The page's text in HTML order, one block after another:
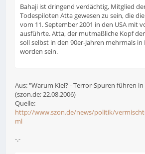
Bahaji ist dringend verdächtig, Mitglied
Todespiloten Atta gewesen zu sein, die
vom 11. September 2001 in den USA mit
ausführte. Atta, der mutmaßliche Kopf
soll selbst in den 90er-Jahren mehrmals in
worden sein.
Aus: "Warum Kiel? - Terror-Spuren führen
(szon.de; 22.08.2006)
Quelle:
http://www.szon.de/news/politik/
ml
-.-